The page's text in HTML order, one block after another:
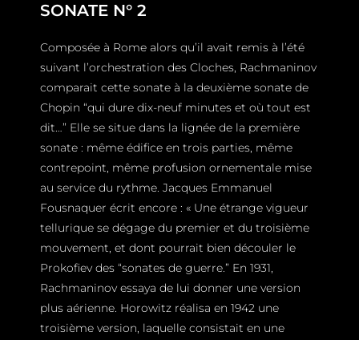
SONATE N° 2
Composée à Rome alors qu’il avait remis à l’été
suivant l’orchestration des Cloches, Rachmaninov
comparait cette sonate à la deuxième sonate de
Chopin “qui dure dix-neuf minutes et où tout est
dit…” Elle se situe dans la lignée de la première
sonate : même édifice en trois parties, même
contrepoint, même profusion ornementale mise
au service du rythme. Jacques Emmanuel
Fousnaquer écrit encore : « Une étrange vigueur
tellurique se dégage du premier et du troisième
mouvement, et dont pourrait bien découler le
Prokofiev des “sonates de guerre.” En 1931,
Rachmaninov essaya de lui donner une version
plus aérienne. Horowitz réalisa en 1942 une
troisième version, laquelle consistait en une